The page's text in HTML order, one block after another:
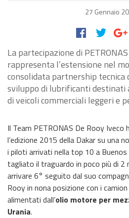
27 Gennaio
La partecipazione di
rappresenta l’estensione nel
consolidata partnership tecnica
sviluppo di lubrificanti destinati
di veicoli commerciali leggeri e
Il Team PETRONAS De Rooy
l’edizione 2015 della Dakar su una
i piloti arrivati nella top 10 a
tagliato il traguardo in poco più di 2
arrivare 6° seguito dal suo
Rooy in nona posizione con i
alimentati dall’olio motore per
Urania.